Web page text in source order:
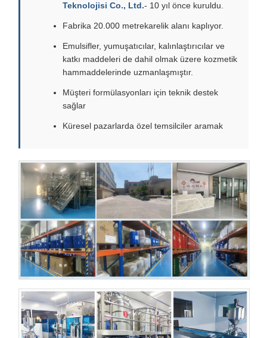
Teknolojisi Co., Ltd.- 10 yıl önce kuruldu.
Fabrika 20.000 metrekarelik alanı kaplıyor.
Emulsifler, yumuşatıcılar, kalınlaştırıcılar ve
katkı maddeleri de dahil olmak üzere kozmetik
hammaddelerinde uzmanlaşmıştır.
Müşteri formülasyonları için teknik destek
sağlar
Küresel pazarlarda özel temsilciler aramak